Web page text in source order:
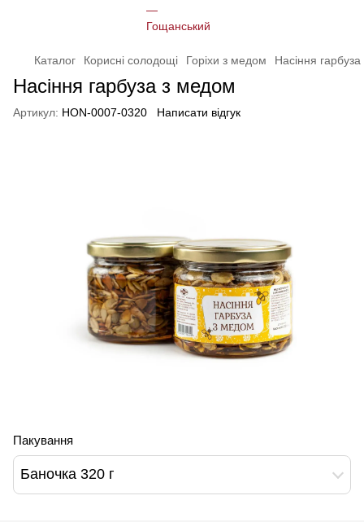
Каталог Корисні солодощі Горіхи з медом Насіння
Насіння гарбуза з медом
Артикул: HON-0007-0320 Написати відгук
Пакування
Баночка 320 г